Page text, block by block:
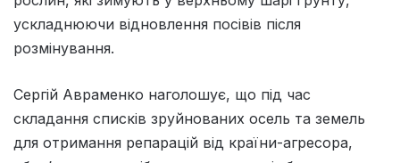
ускладнюючи відновлення посівів після
розмінування.
Сергій Авраменко наголошує, що під час
складання списків зруйнованих осель та земель
для отримання репарацій від країни-агресора,